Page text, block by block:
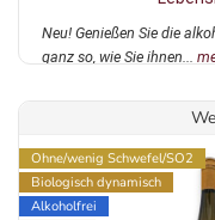
Neu! Genießen Sie die
ganz so, wie Sie ihnen...
Ohne/wenig Schwefel/SO2
Biologisch dynamisch
Alkoholfrei